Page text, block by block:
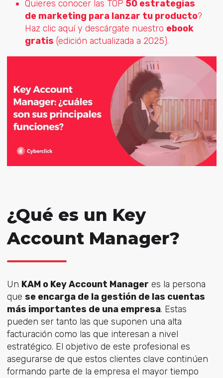
Quieres conocer las TOP 50 estrategias
de marketing para lanzar tu producto?
Haz clic aquí y descárgate nuestro ebook
gratis (edición actualizada a 2025).
¿Qué es un Key
Account Manager?
Un KAM o Key Account Manager es la persona
que se encarga de la gestión de las cuentas
más importantes de una empresa. Estas
pueden ser tanto las que suponen una alta
facturación como las que interesan a nivel
estratégico. El objetivo de este profesional es
asegurarse de que estos clientes clave continúen
formando parte de la empresa el mayor tiempo